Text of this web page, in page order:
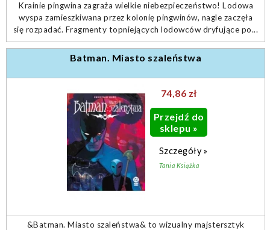
Krainie pingwina zagraża wielkie niebezpieczeństwo! Lodowa
wyspa zamieszkiwana przez kolonię pingwinów, nagle zaczęła
się rozpadać. Fragmenty topniejących lodowców dryfujące po...
Batman. Miasto szaleństwa
74,86 zł
Przejdź do
sklepu »
Szczegóły »
Tania Książka
&Batman. Miasto szaleństwa& to wizualny majstersztyk